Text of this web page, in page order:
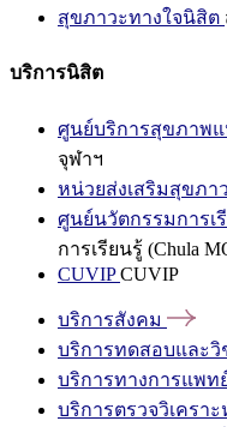
สุขภาวะทางใจนิสิต
บริการนิสิต
ศูนย์บริการสุขภาพแ
จุฬาฯ
หน่วยส่งเสริมสุขภา
ศูนย์นวัตกรรมการเ
การเรียนรู้ (Chula
CUVIPCUVIP
บริการสังคม
บริการทดสอบและวิ
บริการทางการแพท
บริการตรวจวิเครา